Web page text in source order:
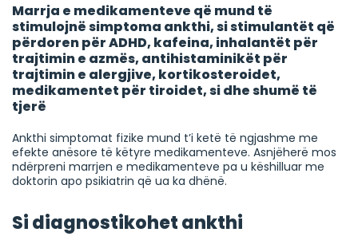
Marrja e medikamenteve që mund të
stimulojnë simptoma ankthi, si stimulantët që
përdoren për ADHD, kafeina, inhalantët për
trajtimin e azmës, antihistaminikët për
trajtimin e alergjive, kortikosteroidet,
medikamentet për tiroidet, si dhe shumë të
tjerë
Ankthi simptomat fizike mund t’i ketë të ngjashme me
efekte anësore të këtyre medikamenteve. Asnjëherë mos
ndërpreni marrjen e medikamenteve pa u këshilluar me
doktorin apo psikiatrin që ua ka dhënë.
Si diagnostikohet ankthi